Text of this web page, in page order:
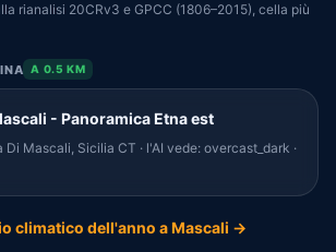
rianalisi 20CRv3 e GPCC (1806–2015), cella più
A 0.5 KM
- Panoramica Etna est
Di Mascali, Sicilia CT · l'AI vede: overcast_dark ·
climatico dell'anno a Mascali →